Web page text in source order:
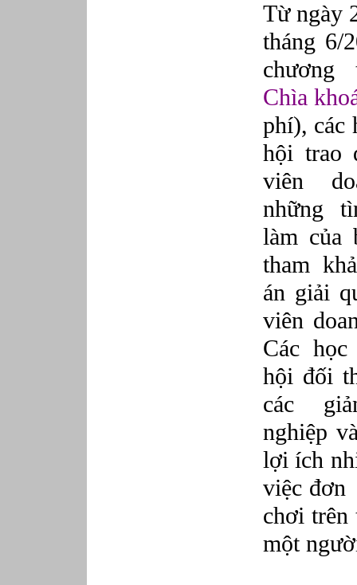
Từ ngày
tháng 6/
Chìa
phí), các
hội trao
viên
những
làm của
tham
án giải
viên
Các
hội đối
các
nghiệp
lợi ích
việc đơn
chơi trên
một